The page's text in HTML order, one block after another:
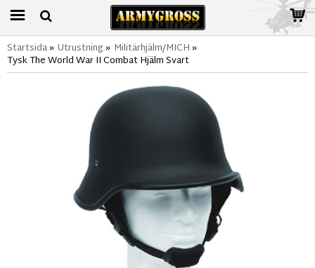
Startsida» Utrustning» Militärhjälm/MICH»
Tysk The World War II Combat Hjälm Svart